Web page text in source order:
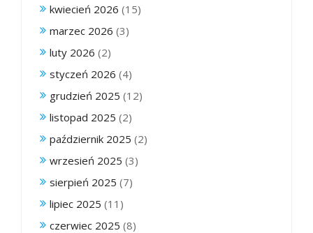
kwiecień 2026 (15)
marzec 2026 (3)
luty 2026 (2)
styczeń 2026 (4)
grudzień 2025 (12)
listopad 2025 (2)
październik 2025 (2)
wrzesień 2025 (3)
sierpień 2025 (7)
lipiec 2025 (11)
czerwiec 2025 (8)